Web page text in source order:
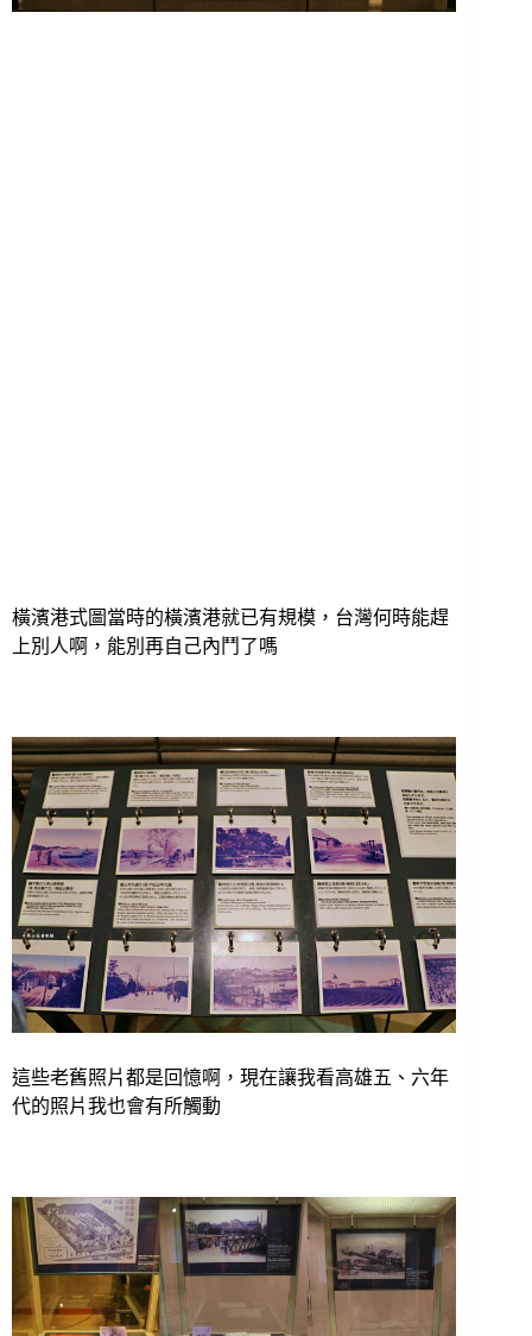
橫濱港式圖當時的橫濱港就已有規模，台灣何時能趕
上別人啊，能別再自己內鬥了嗎
這些老舊照片都是回憶啊，現在讓我看高雄五、六年
代的照片我也會有所觸動